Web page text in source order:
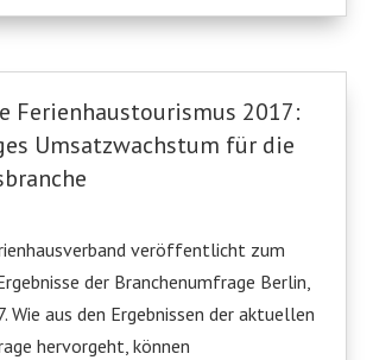
Ferienhaustourismus 2017:
Umsatzwachstum für die
veröffentlicht zum
der Branchenumfrage Berlin,
Wie aus den Ergebnissen der aktuellen
hervorgeht, können